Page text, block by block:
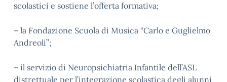
scolastici e sostiene l’offerta formativa;
– la Fondazione Scuola di Musica “Carlo e Guglielmo
Andreoli”;
– il servizio di Neuropsichiatria Infantile dell’ASL
distrettuale per l’integrazione scolastica degli alunni